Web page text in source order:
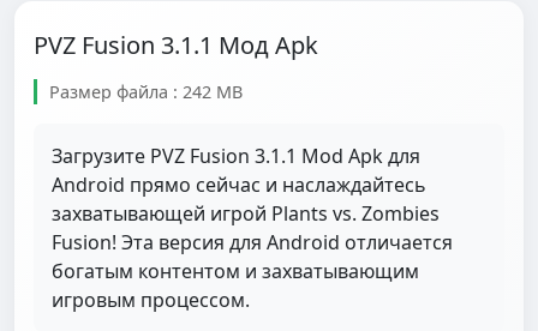
PVZ Fusion 3.1.1 Мод Apk
Размер файла : 242 MB
Загрузите PVZ Fusion 3.1.1 Mod Apk для
Android прямо сейчас и наслаждайтесь
захватывающей игрой Plants vs. Zombies
Fusion! Эта версия для Android отличается
богатым контентом и захватывающим
игровым процессом.